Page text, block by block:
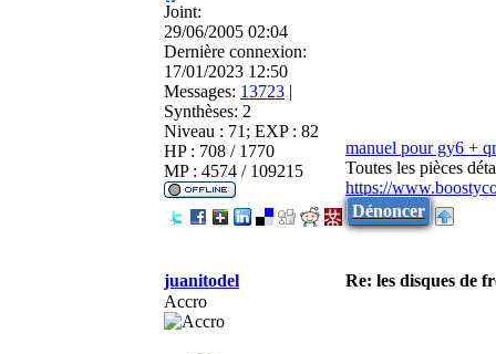
Joint:
29/06/2005 02:04
Dernière connexion:
17/01/2023 12:50
Messages: 13723 |
Synthèses: 2
Niveau : 71; EXP : 82
HP : 708 / 1770
MP : 4574 / 109215
manuel pour gy6 +
Toutes les pièces
https://
Dénoncer
juanitodel
Re: les disques de
Accro